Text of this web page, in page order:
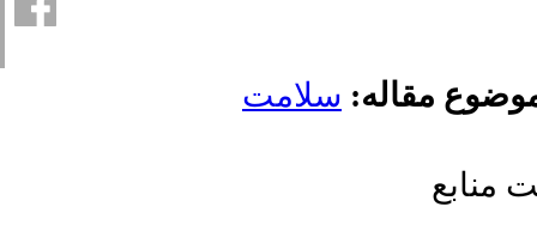
سلامت